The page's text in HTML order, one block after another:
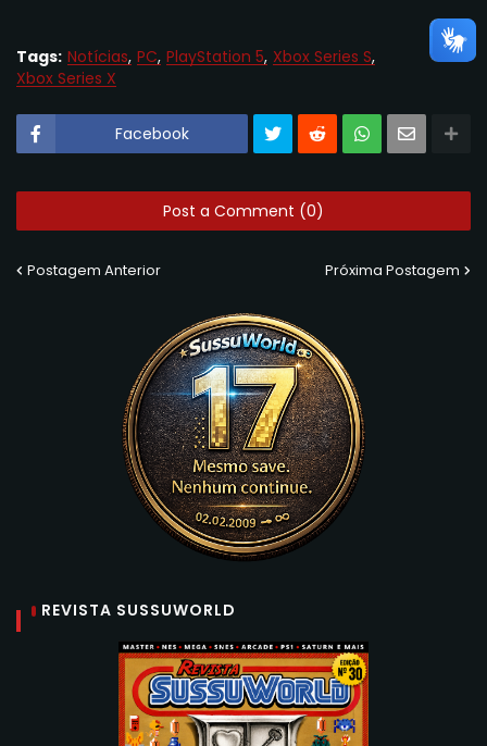
Tags: Notícias PC PlayStation 5 Xbox Series S
Xbox Series X
Facebook
Post a Comment (0)
Postagem Anterior Próxima Postagem
REVISTA SUSSUWORLD